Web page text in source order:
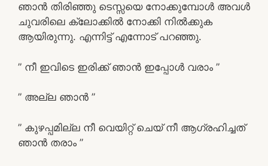
ഞാൻ തിരിഞ്ഞു ടെസ്സയെ നോക്കുമ്പോൾ അവൾ
ചുവരിലെ ക്ലോക്കിൽ നോക്കി നിൽക്കുക
ആയിരുന്നു. എന്നിട്ട് എന്നോട് പറഞ്ഞു.
” നീ ഇവിടെ ഇരിക്ക് ഞാൻ ഇപ്പോൾ വരാം ”
” അല്ല ഞാൻ ”
” കുഴപ്പമില്ല നീ വെയിറ്റ് ചെയ് നീ ആഗ്രഹിച്ചത്
ഞാൻ തരാം ”